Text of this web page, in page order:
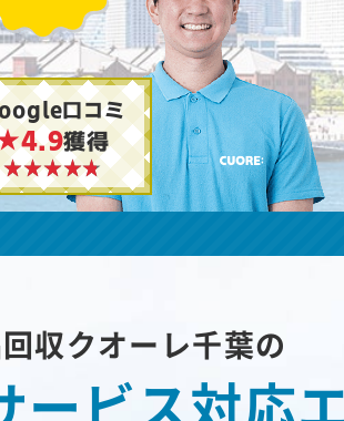
口コミ
獲得
収クオーレ千葉の
ービス対応